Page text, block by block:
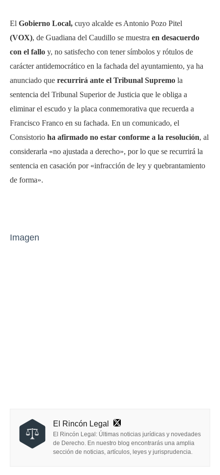
El Gobierno Local, cuyo alcalde es Antonio Pozo Pitel
(VOX), de Guadiana del Caudillo se muestra en desacuerdo
con el fallo y, no satisfecho con tener símbolos y rótulos de
carácter antidemocrático en la fachada del ayuntamiento, ya ha
anunciado que recurrirá ante el Tribunal Supremo la
sentencia del Tribunal Superior de Justicia que le obliga a
eliminar el escudo y la placa conmemorativa que recuerda a
Francisco Franco en su fachada. En un comunicado, el
Consistorio ha afirmado no estar conforme a la resolución, al
considerarla «no ajustada a derecho», por lo que se recurrirá la
sentencia en casación por «infracción de ley y quebrantamiento
de forma».
Imagen
El Rincón Legal
El Rincón Legal: Últimas noticias jurídicas y novedades
de Derecho. En nuestro blog encontrarás una amplia
sección de noticias, artículos, leyes y jurisprudencia.